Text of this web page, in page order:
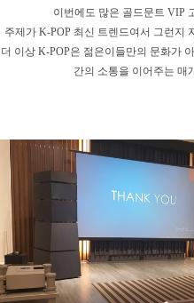
이번에도 많은 골드문트 VIP
주제가 K-POP 최신 트렌드여서 그런지
더 이상 K-POP은 젊은이들만의 문화가
간의 소통을 이어주는 매